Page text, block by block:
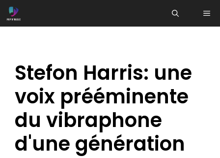
Aller
au
Stefon Harris: une
voix prééminente
du vibraphone
d'une génération